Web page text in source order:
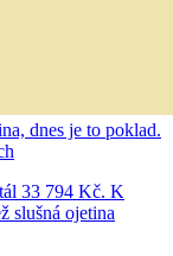
dnes je to poklad.
33 794 Kč. K
slušná ojetina